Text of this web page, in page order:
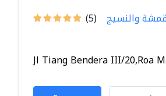
(5) والنسيج
Jl Tiang Bendera III/20,Roa